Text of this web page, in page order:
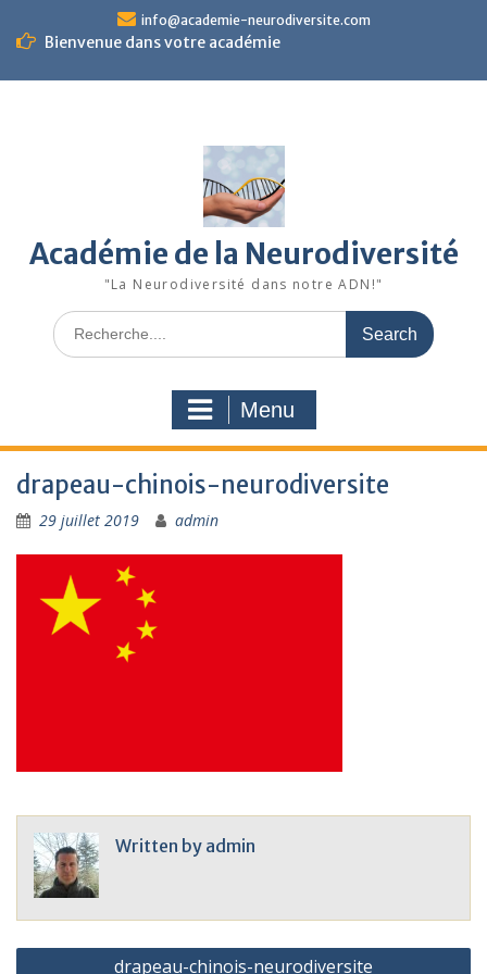
content
info@academie-neurodiversite.com
Bienvenue dans votre académie
Académie de la Neurodiversité
"La Neurodiversité dans notre ADN!"
Search
for:
Menu
drapeau-chinois-neurodiversite
29 juillet 2019 admin
Written by admin
Navigation
drapeau-chinois-neurodiversite